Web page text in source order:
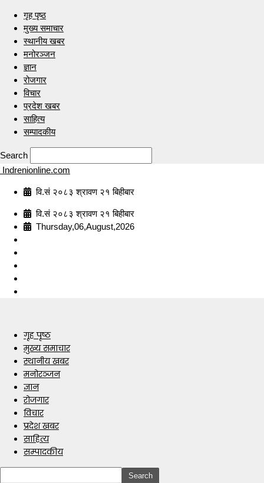
गृह पृष्ठ
मुख्य समाचार
स्थानीय खबर
मनोरञ्जन
ज्ञान
रोजगार
विचार
प्रदेश खबर
साहित्य
सम्पादकीय
Search
Indrenionline.com
वि.सं २०८३ श्रावण २१ बिहीबार
वि.सं २०८३ श्रावण २१ बिहीबार
Thursday,06,August,2026
गृह पृष्ठ
मुख्य समाचार
स्थानीय खबर
मनोरञ्जन
ज्ञान
रोजगार
विचार
प्रदेश खबर
साहित्य
सम्पादकीय